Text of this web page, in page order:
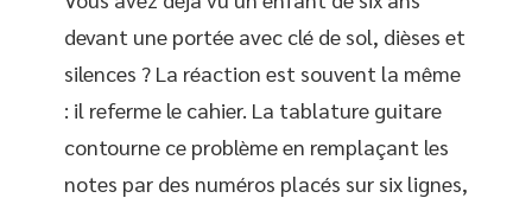
devant une portée avec clé de sol, dièses et
silences ? La réaction est souvent la même
: il referme le cahier. La tablature guitare
contourne ce problème en remplaçant les
notes par des numéros placés sur six lignes,